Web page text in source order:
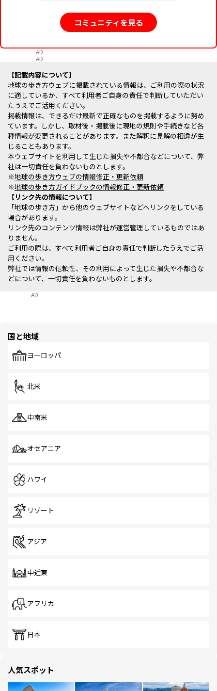
コミュニティを見る
AD
AD
記載内容について
地球の歩き方ウェブに掲載されている情報は、ご利用の際の状況
に適しているか、すべて利用者ご自身の責任で判断していただい
たうえでご活用ください。
掲載情報は、できるだけ最新で正確なものを掲載するように努め
ています。しかし、取材後・掲載後に現地の規則や手続きなど各
種情報が変更されることがあります。また解釈に見解の相違が生
じることもあります。
本ウェブサイトを利用して生じた損失や不都合などについて、弊
社は一切責任を負わないものとします。
※地球の歩き方ウェブの情報修正・更新依頼
※地球の歩き方ガイドブックの情報修正・更新依頼
リンク先の情報について
「地球の歩き方」から他のウェブサイトなどへリンクをしている
場合があります。
リンク先のコンテンツ情報は弊社が運営管理しているものではあ
りません。
ご利用の際は、すべて利用者ご自身の責任で判断したうえでご活
用ください。
弊社では情報の信頼性、その利用によって生じた損失や不都合な
どについて、一切責任を負わないものとします。
AD
国と地域
ヨーロッパ
北米
中南米
オセアニア
ハワイ
リゾート
アジア
中近東
アフリカ
日本
人気スポット